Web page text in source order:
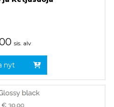
sis. alv
nyt